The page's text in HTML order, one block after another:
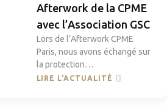
Afterwork de la CPME
avec l’Association GSC
Lors de l’Afterwork CPME
Paris, nous avons échangé sur
la protection…
LIRE L'ACTUALITÉ